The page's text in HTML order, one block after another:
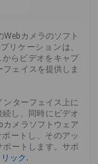
カメラのソフト
リケーションは、
らビデオをキャプ
ェイスを提供しま
ンターフェイス上に
し、同時にビデオ
カメラソフトウェア
ートし、そのアッ
ートします。サポ
ック .